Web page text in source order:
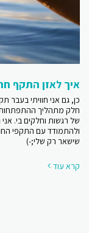
איך לאזן התקף
כן, גם אני חוויתי בעבר
חלק מתהליך
של רגשות וחלקים בי.
ולהתמודד עם התקפי
שישאר רק שלי;-)
קרא עוד